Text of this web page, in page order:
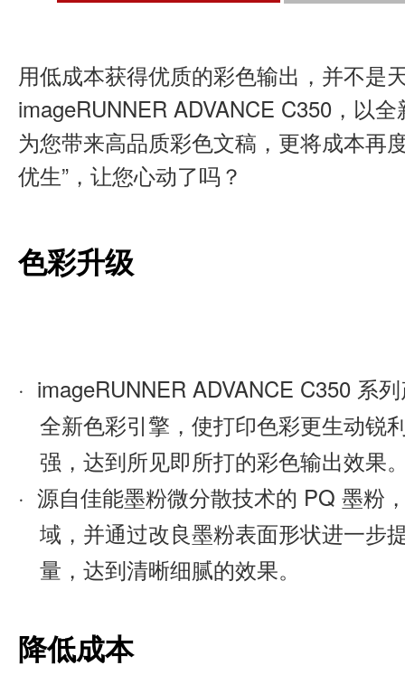
用低成本获得优质的彩色输出，并不是
imageRUNNER ADVANCE C350，以
为您带来高品质彩色文稿，更将成本再
优生”，让您心动了吗？
色彩升级
· imageRUNNER ADVANCE C350 系
全新色彩引擎，使打印色彩更生动锐
强，达到所见即所打的彩色输出效果
· 源自佳能墨粉微分散技术的 PQ 墨粉
域，并通过改良墨粉表面形状进一步
量，达到清晰细腻的效果。
降低成本